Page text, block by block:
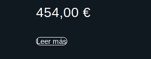
454,00 €
Leer más